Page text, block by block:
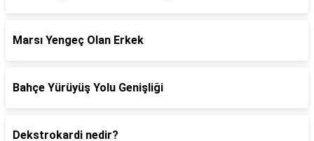
Marsı Yengeç Olan Erkek
Bahçe Yürüyüş Yolu Genişliği
Dekstrokardi nedir?